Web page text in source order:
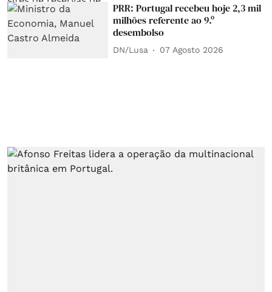
PRR: Portugal recebeu hoje 2,3 mil
milhões referente ao 9.º
desembolso
DN/Lusa 07 Agosto 2026